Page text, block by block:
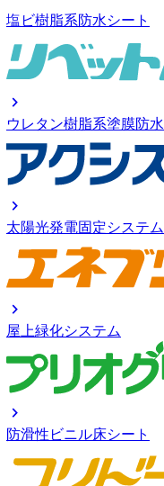
塩ビ樹脂系防水シート
chevron_right
ウレタン樹脂系塗膜防水
chevron_right
太陽光発電固定システム
chevron_right
屋上緑化システム
chevron_right
防滑性ビニル床シート